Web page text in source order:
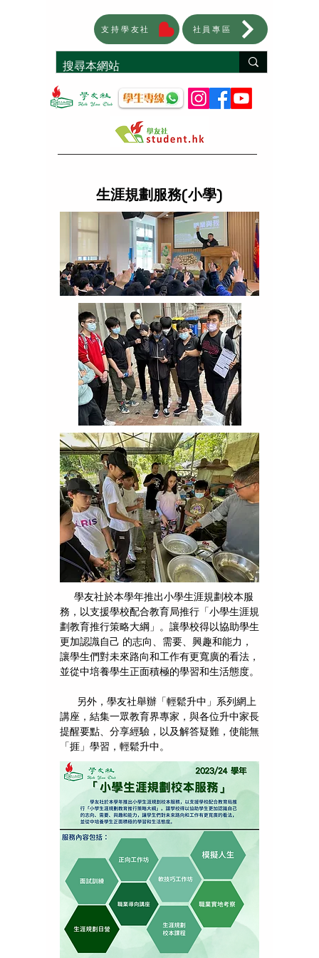
支持學友社 社員專區
生涯規劃服務(小學)
學友社於本學年推出小學生涯規劃校本服
務，以支援學校配合教育局推行「小學生涯規
劃教育推行策略大綱」。讓學校得以協助學生
更加認識自己 的志向、需要、興趣和能力，
讓學生們對未來路向和工作有更寬廣的看法，
並從中培養學生正面積極的學習和生活態度。
另外，學友社舉辦「輕鬆升中」系列網上
講座，結集一眾教育界專家，與各位升中家長
提醒要點、分享經驗，以及解答疑難，使能無
「捱」學習，輕鬆升中。